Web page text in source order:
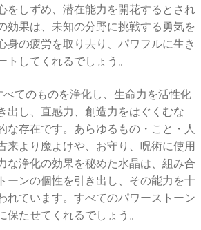
をしずめ、潜在能力を開花するとされ
効果は、未知の分野に挑戦する勇気を
身の疲労を取り去り、パワフルに生き
してくれるでしょう。
てのものを浄化し、生命力を活性化
出し、直感力、創造力をはぐくむな
な存在です。あらゆるもの・こと・人
来より魔よけや、お守り、呪術に使用
な浄化の効果を秘めた水晶は、組み合
ーンの個性を引き出し、その能力を十
れています。すべてのパワーストーン
たせてくれるでしょう。